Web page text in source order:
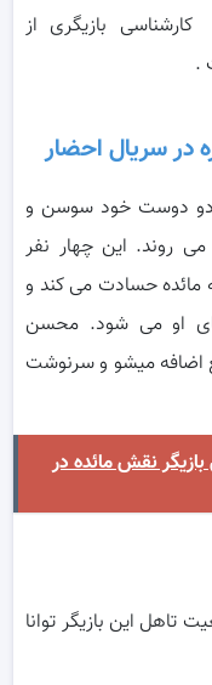
بازیگری از
.
در سریال احضار
دو دوست خود سوسن و
روند. این چهار نفر
مائده حسادت می کند و
او می شود. محسن
اضافه میشو و سرنوشت
بازیگر نقش مائده در
این بازیگر توانا